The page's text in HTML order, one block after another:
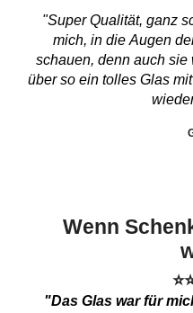
"Super Qualität, ganz
mich, in die Augen
schauen, denn auch
über so ein tolles Glas
Wenn
"Das Glas war für